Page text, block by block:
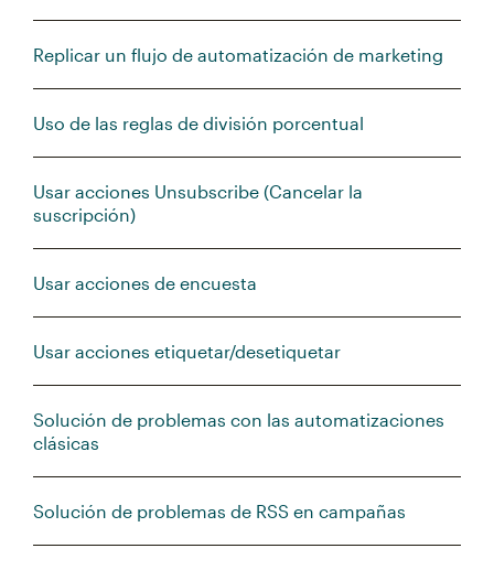
Replicar un flujo de automatización de marketing
Uso de las reglas de división porcentual
Usar acciones Unsubscribe (Cancelar la
suscripción)
Usar acciones de encuesta
Usar acciones etiquetar/desetiquetar
Solución de problemas con las automatizaciones
clásicas
Solución de problemas de RSS en campañas